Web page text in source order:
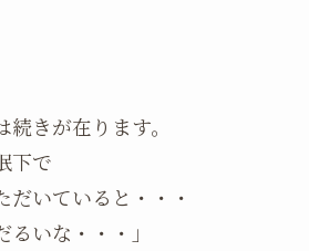
きが在ります。
下で
だいていると・・・
るいな・・・」